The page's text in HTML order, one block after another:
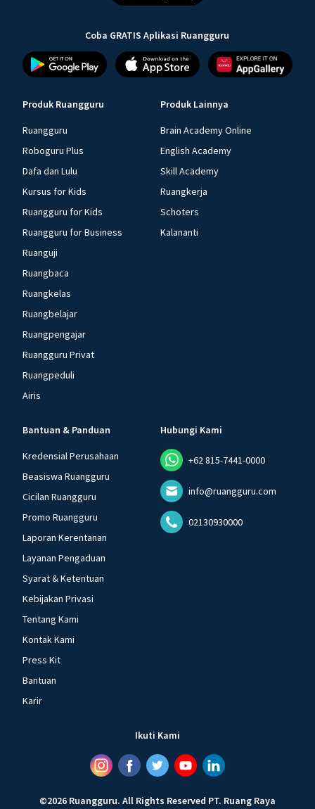
Coba GRATIS Aplikasi Ruangguru
Produk Ruangguru
Ruangguru
Roboguru Plus
Dafa dan Lulu
Kursus for Kids
Ruangguru for Kids
Ruangguru for Business
Ruanguji
Ruangbaca
Ruangkelas
Ruangbelajar
Ruangpengajar
Ruangguru Privat
Ruangpeduli
Airis
Produk Lainnya
Brain Academy Online
English Academy
Skill Academy
Ruangkerja
Schoters
Kalananti
Bantuan & Panduan
Kredensial Perusahaan
Beasiswa Ruangguru
Cicilan Ruangguru
Promo Ruangguru
Laporan Kerentanan
Layanan Pengaduan
Syarat & Ketentuan
Kebijakan Privasi
Tentang Kami
Kontak Kami
Press Kit
Bantuan
Karir
Hubungi Kami
+62 815-7441-0000
info@ruangguru.com
02130930000
Ikuti Kami
©2026 Ruangguru. All Rights Reserved PT. Ruang Raya